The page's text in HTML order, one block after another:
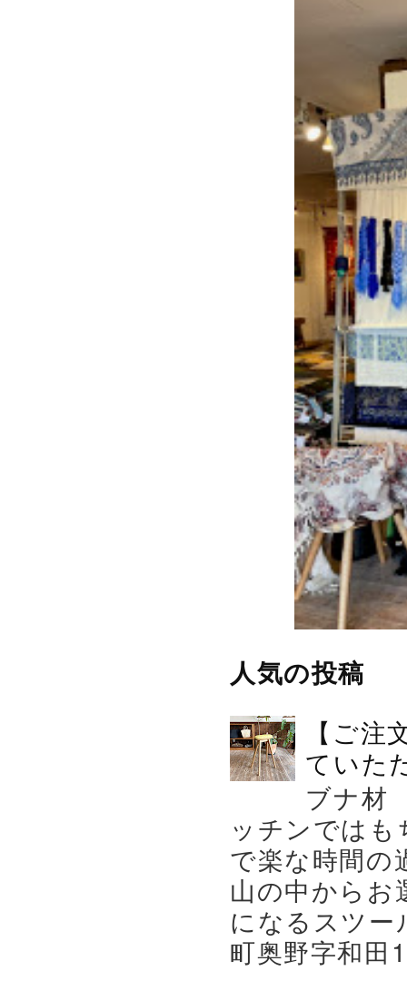
人気の投稿
【ご
ていた
ブナ材
ッチンでは
で楽な時間の
山の中から
になるスツー
町奥野字和